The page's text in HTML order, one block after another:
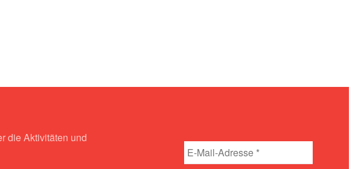
die Aktivitäten und